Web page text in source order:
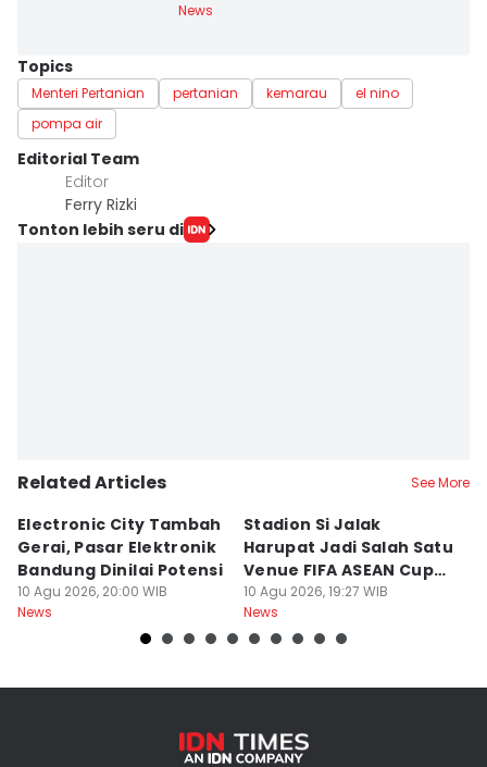
News
Topics
Menteri Pertanian pertanian kemarau
el nino
pompa air
Editorial Team
Editor
Ferry Rizki
Tonton lebih seru di
Related Articles See More
Electronic City Tambah
Gerai, Pasar Elektronik
Bandung Dinilai Potensi
10 Agu 2026, 20:00 WIB
News
Stadion Si Jalak
Harupat Jadi Salah Satu
Venue FIFA ASEAN Cup
2026
10 Agu 2026, 19:27 WIB
News